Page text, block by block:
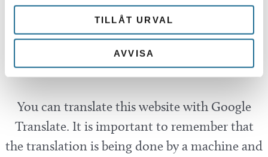
TILLÅT URVAL
AVVISA
Translate
You can translate this website with Google
Translate. It is important to remember that
the translation is being done by a machine and